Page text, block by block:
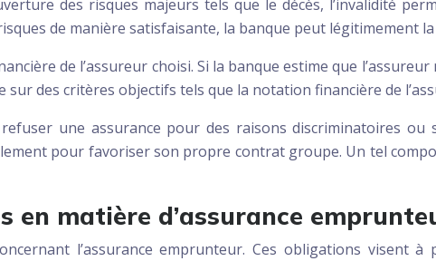
des risques majeurs tels que le décès, l’invalidité
de manière satisfaisante, la banque peut légitimement
de l’assureur choisi. Si la banque estime que
des critères objectifs tels que la notation financière de
une assurance pour des raisons discriminatoires ou
pour favoriser son propre contrat groupe. Un tel
en matière d’assurance
l’assurance emprunteur. Ces obligations visent